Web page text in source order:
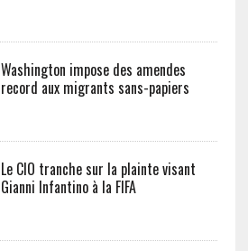
Washington impose des amendes
record aux migrants sans-papiers
Le CIO tranche sur la plainte visant
Gianni Infantino à la FIFA